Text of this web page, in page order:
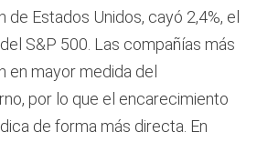
Estados Unidos, cayó 2,4%, el
S&P 500. Las compañías más
en mayor medida del
por lo que el encarecimiento
de forma más directa. En